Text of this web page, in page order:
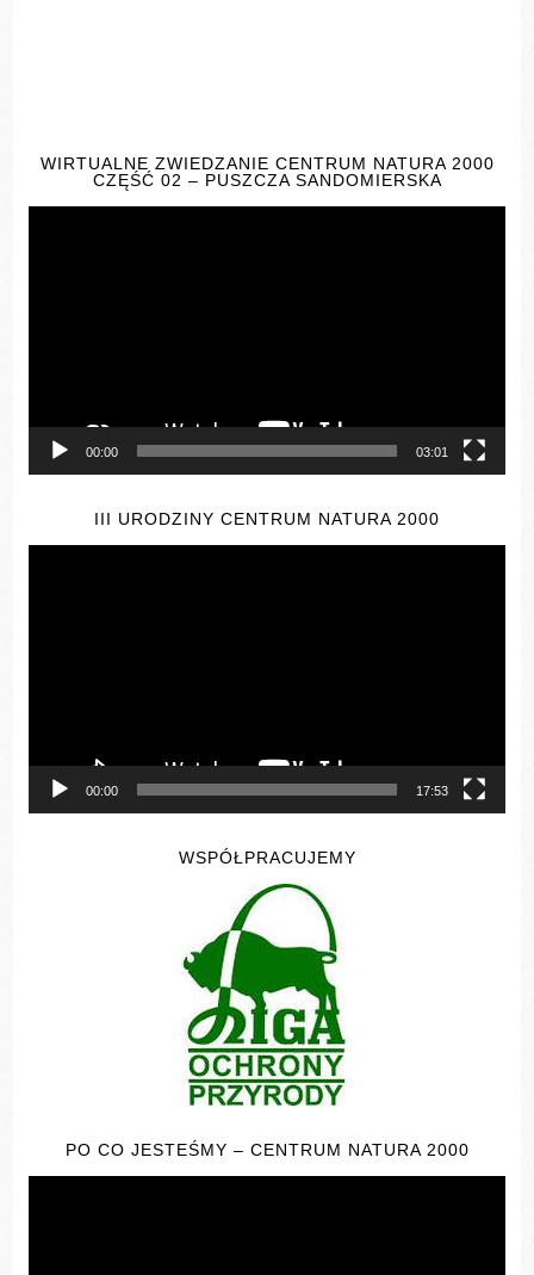
WIRTUALNE ZWIEDZANIE CENTRUM NATURA 2000
CZĘŚĆ 02 – PUSZCZA SANDOMIERSKA
00:00 03:01
III URODZINY CENTRUM NATURA 2000
00:00 17:53
WSPÓŁPRACUJEMY
PO CO JESTEŚMY – CENTRUM NATURA 2000